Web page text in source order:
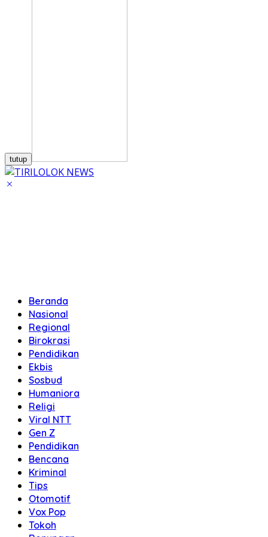
tutup
Beranda
Nasional
Regional
Birokrasi
Pendidikan
Ekbis
Sosbud
Humaniora
Religi
Viral NTT
Gen Z
Pendidikan
Bencana
Kriminal
Tips
Otomotif
Vox Pop
Tokoh